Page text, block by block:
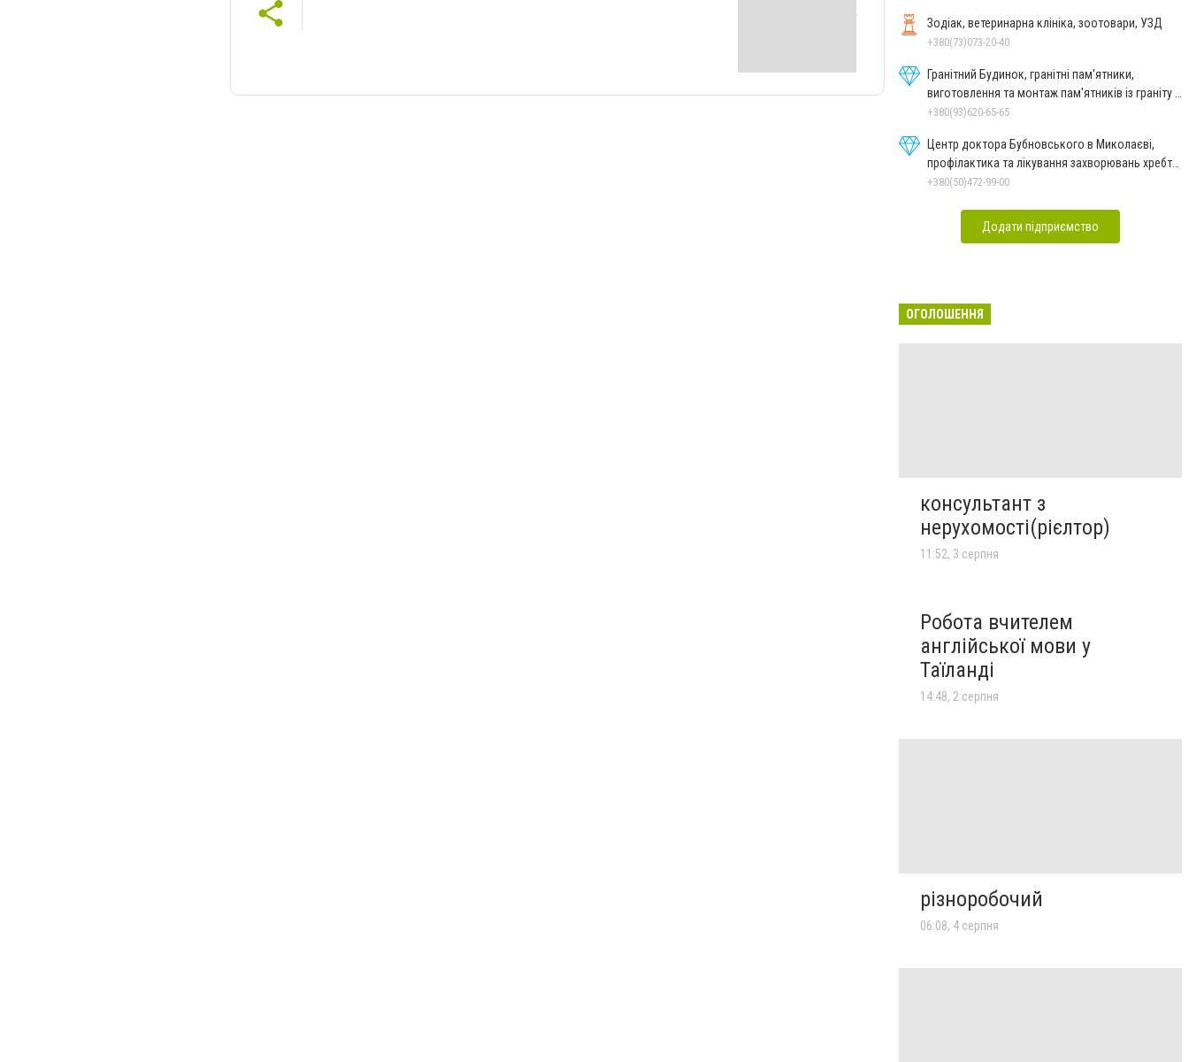
Зодіак, ветеринарна клініка, зоотовари, УЗД
+380(73)073-20-40
Гранітний Будинок, гранітні пам'ятники,
виготовлення та монтаж пам'ятників із граніту в
Миколаєві
+380(93)620-65-65
Центр доктора Бубновського в Миколаєві,
профілактика та лікування захворювань хребта
і суглобів
+380(50)472-99-00
Додати підприємство
ОГОЛОШЕННЯ
консультант з
нерухомості(рієлтор)
11:52, 3 серпня
Робота вчителем
англійської мови у
Таїланді
14:48, 2 серпня
різноробочий
06:08, 4 серпня